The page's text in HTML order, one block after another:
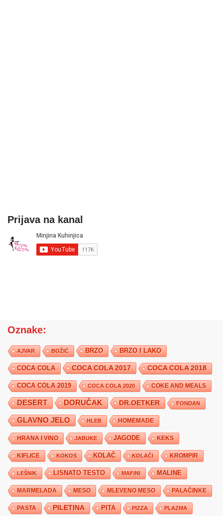
Prijava na kanal
Oznake:
AJVAR BOŽIĆ BRZO BRZO I LAKO
COCA COLA COCA COLA 2017 COCA COLA 2018
COCA COLA 2019 COCA COLA 2020 COKE AND MEALS
DESERT DORUČAK DR.OETKER FONDAN
GLAVNO JELO HLEB HOMEMADE
HRANA I VINO JABUKE JAGODE KEKS
KIFLICE KOKOS KOLAČ KOLAČI KROMPIR
LEŠNIK LISNATO TESTO MAFINI MALINE
MARMELADA MESO MLEVENO MESO PALAČINKE
PASTA PILETINA PITA PIZZA PLAZMA